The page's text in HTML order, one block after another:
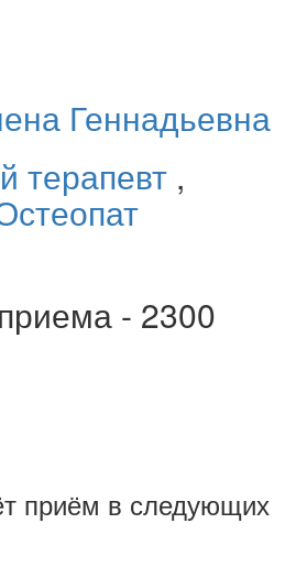
Геннадьевна
терапевт ,
- 2300
приём в следующих